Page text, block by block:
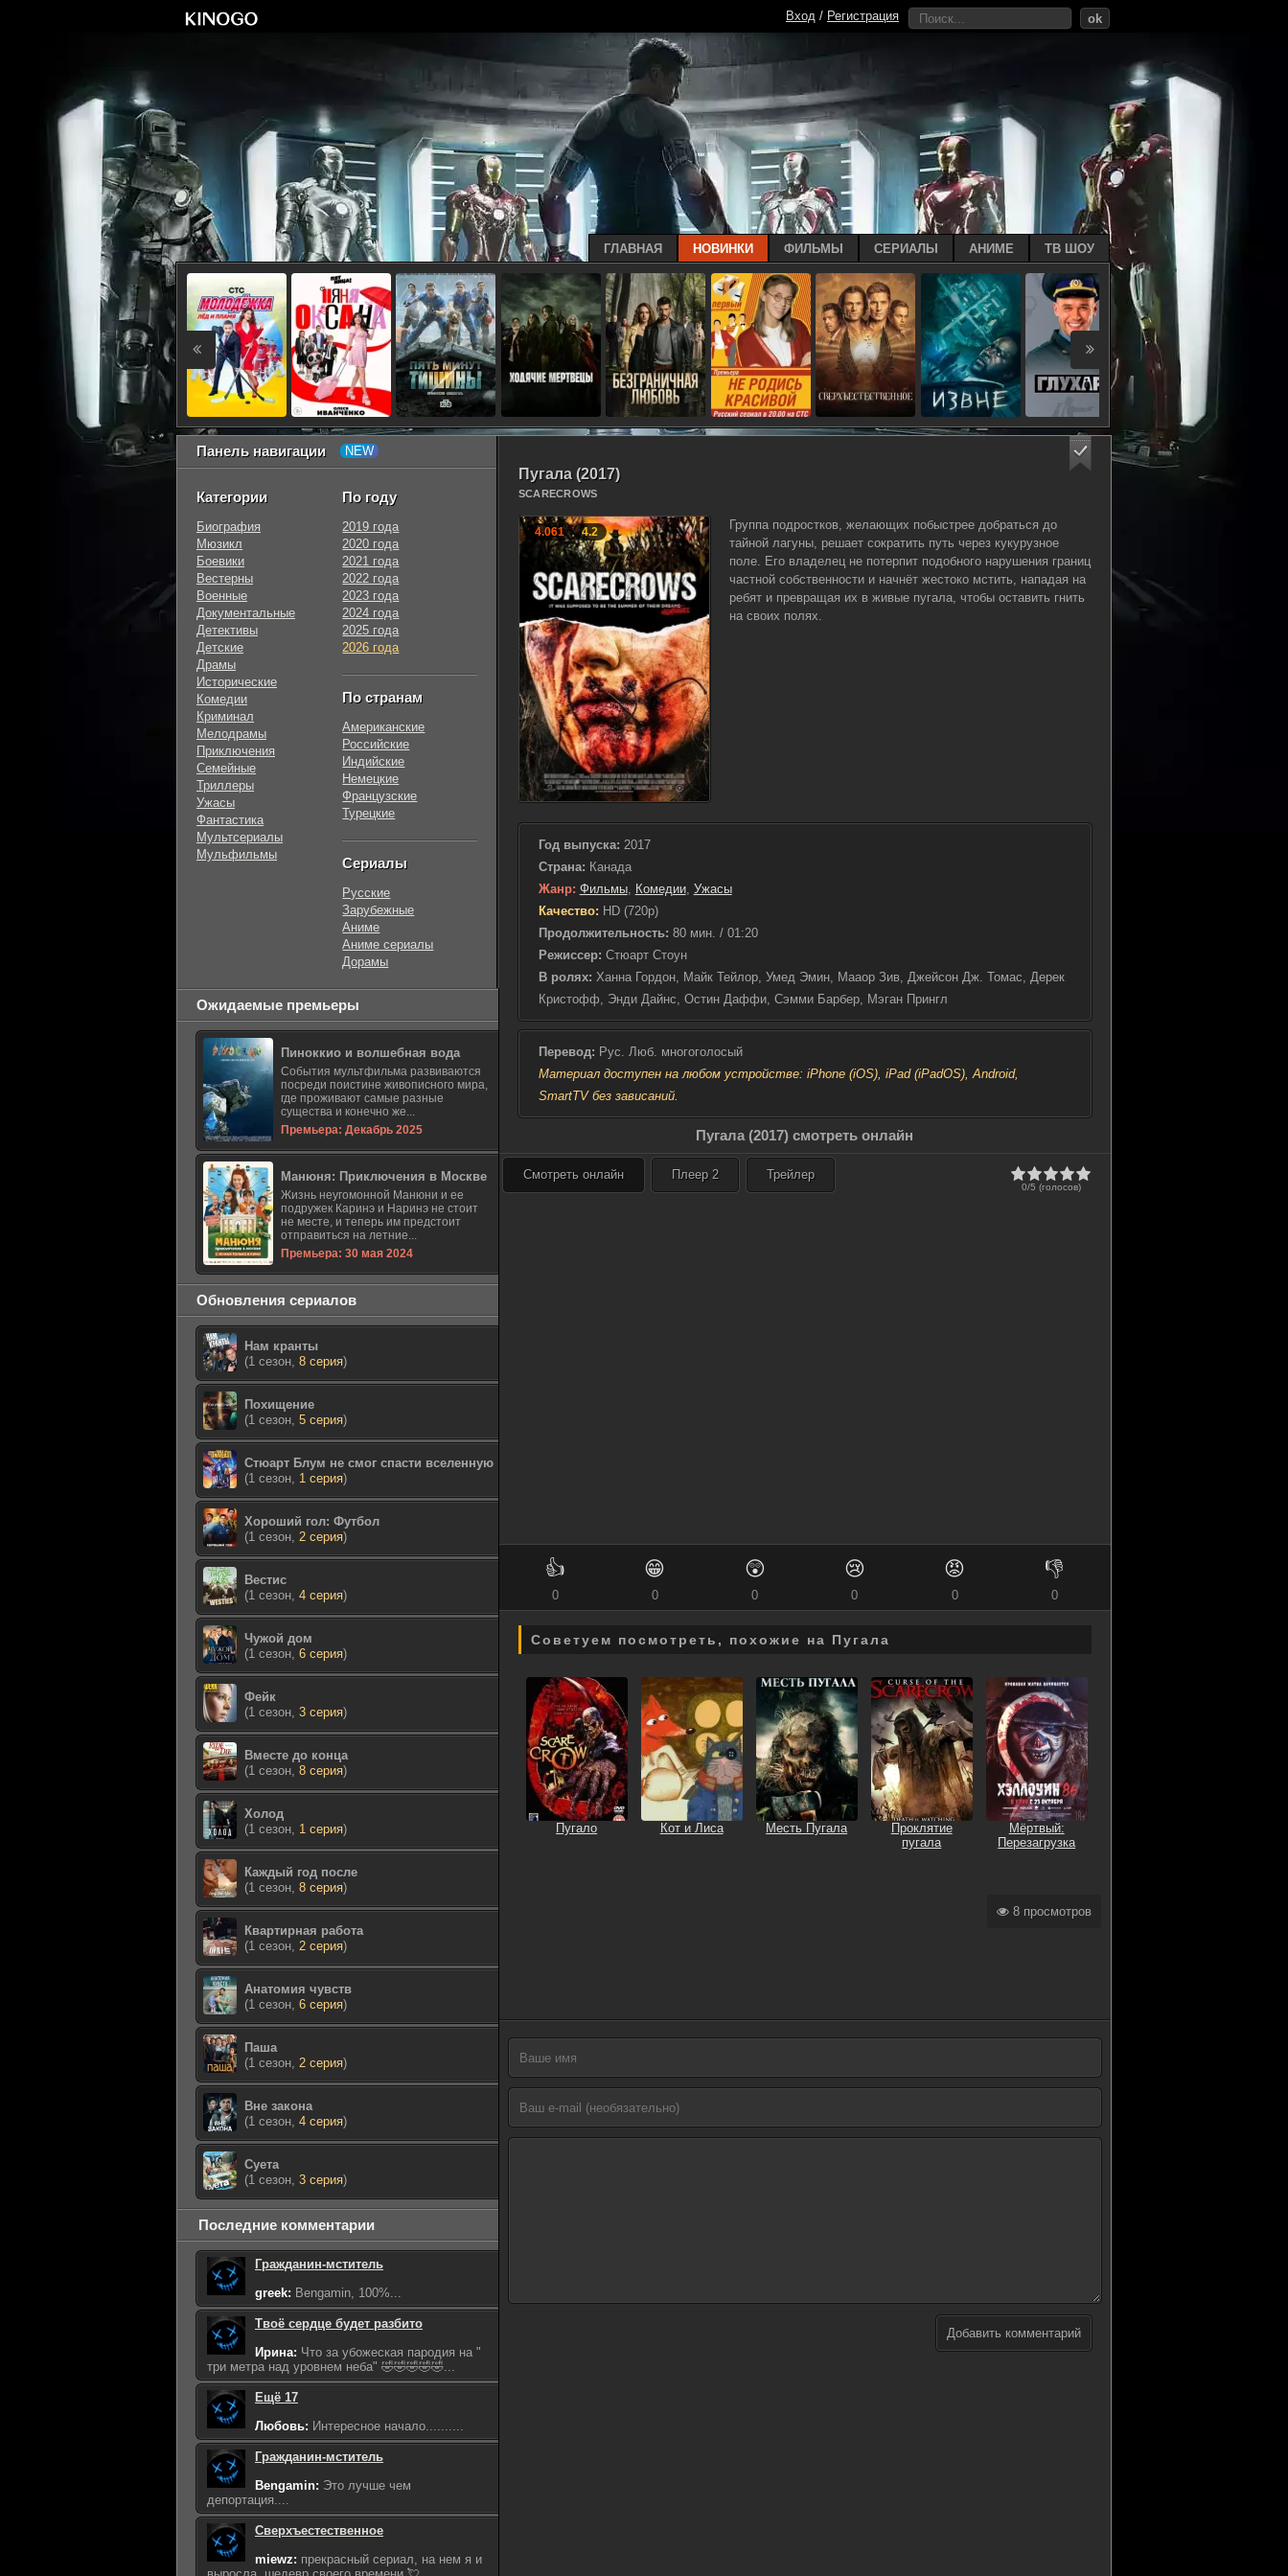
Пугала (2017)
SCARECROWS
4.061 4.2
Группа подростков, желающих побыстрее добраться до
тайной лагуны, решает сократить путь через кукурузное
поле. Его владелец не потерпит подобного нарушения границ
частной собственности и начнёт жестоко мстить, нападая на
ребят и превращая их в живые пугала, чтобы оставить гнить
на своих полях.
Год выпуска: 2017
Страна: Канада
Жанр: Фильмы, Комедии, Ужасы
Качество: HD (720p)
Продолжительность: 80 мин. / 01:20
Режиссер: Стюарт Стоун
В ролях: Ханна Гордон, Майк Тейлор, Умед Эмин, Мааор Зив, Джейсон Дж. Томас, Дерек
Кристофф, Энди Дайнс, Остин Даффи, Сэмми Барбер, Мэган Прингл
Перевод: Рус. Люб. многоголосый
Материал доступен на любом устройстве: iPhone (iOS), iPad (iPadOS), Android,
SmartTV без зависаний.
Пугала (2017) смотреть онлайн
0/5 (голосов)
Смотреть онлайн Плеер 2 Трейлер
👍
0
😁
0
😲
0
😢
0
😡
0
👎
0
Советуем посмотреть, похожие на Пугала
Пугало Кот и Лиса Месть Пугала
Проклятие
пугала
Мёртвый:
Перезагрузка
8 просмотров
Добавить комментарий
Панель навигации
Категории
Биография
Мюзикл
Боевики
Вестерны
Военные
Документальные
Детективы
Детские
Драмы
Исторические
Комедии
Криминал
Мелодрамы
Приключения
Семейные
Триллеры
Ужасы
Фантастика
Мультсериалы
Мульфильмы
По году
2019 года
2020 года
2021 года
2022 года
2023 года
2024 года
2025 года
2026 года
По странам
Американские
Российские
Индийские
Немецкие
Французские
Турецкие
Сериалы
Русские
Зарубежные
Аниме
Аниме сериалы
Дорамы
Ожидаемые премьеры
Пиноккио и волшебная вода
События мультфильма развиваются
посреди поистине живописного мира,
где проживают самые разные
существа и конечно же...
Премьера: Декабрь 2025
Манюня: Приключения в Москве
Жизнь неугомонной Манюни и ее
подружек Каринэ и Наринэ не стоит
не месте, и теперь им предстоит
отправиться на летние...
Премьера: 30 мая 2024
Обновления сериалов
Нам кранты
(1 сезон, 8 серия)
Похищение
(1 сезон, 5 серия)
Стюарт Блум не смог спасти вселенную
(1 сезон, 1 серия)
Хороший гол: Футбол
(1 сезон, 2 серия)
Вестис
(1 сезон, 4 серия)
Чужой дом
(1 сезон, 6 серия)
Фейк
(1 сезон, 3 серия)
Вместе до конца
(1 сезон, 8 серия)
Холод
(1 сезон, 1 серия)
Каждый год после
(1 сезон, 8 серия)
Квартирная работа
(1 сезон, 2 серия)
Анатомия чувств
(1 сезон, 6 серия)
Паша
(1 сезон, 2 серия)
Вне закона
(1 сезон, 4 серия)
Суета
(1 сезон, 3 серия)
Последние комментарии
Гражданин-мститель
greek: Bengamin, 100%...
Твоё сердце будет разбито
Ирина: Что за убожеская пародия на "
три метра над уровнем неба" 🤣🤣🤣🤣🤣...
Ещё 17
Любовь: Интересное начало..........
Гражданин-мститель
Bengamin: Это лучше чем
депортация....
Сверхъестественное
miewz: прекрасный сериал, на нем я и
ok
Вход / Регистрация
ГЛАВНАЯ НОВИНКИ ФИЛЬМЫ СЕРИАЛЫ АНИМЕ ТВ ШОУ